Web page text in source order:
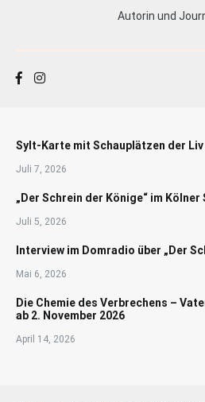
Autorin und
Sylt-Karte mit Schauplätzen der
Juli 7, 2026
„Der Schrein der Könige“ im
Juli 5, 2026
Interview im Domradio über „Der
Mai 6, 2026
Die Chemie des Verbrechens –
ab 2. November 2026
April 14, 2026